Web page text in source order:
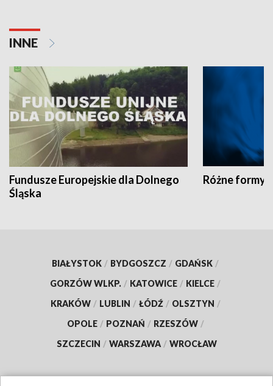
INNE
Fundusze Europejskie dla Dolnego
Śląska
Różne formy
BIAŁYSTOK / BYDGOSZCZ / GDAŃSK /
GORZÓW WLKP. / KATOWICE / KIELCE /
KRAKÓW / LUBLIN / ŁÓDŹ / OLSZTYN /
OPOLE / POZNAŃ / RZESZÓW /
SZCZECIN / WARSZAWA / WROCŁAW